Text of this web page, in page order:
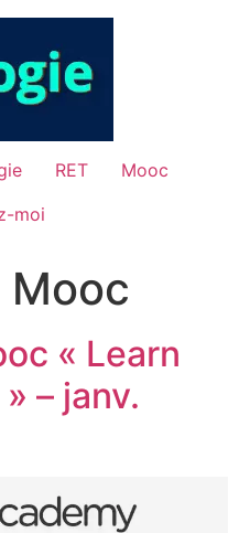
RET
Mooc
moi
Mooc
« Learn
– janv.